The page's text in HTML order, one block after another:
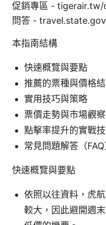
促銷專區 - tigerair.tw/
問答 - travel.state.gov
本指南結構
快速概覽與要點
推薦的票種與價格
實用技巧與策略
票價走勢與市場觀察
點擊率提升的實戰
常見問題解答（FAQ
快速概覽與要點
依照以往資料，虎
較大，因此避開週